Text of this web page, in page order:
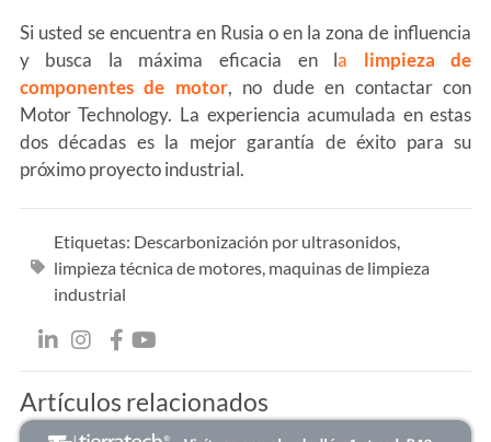
Si usted se encuentra en Rusia o en la zona de influencia
y busca la máxima eficacia en la limpieza de
componentes de motor, no dude en contactar con
Motor Technology. La experiencia acumulada en estas
dos décadas es la mejor garantía de éxito para su
próximo proyecto industrial.
Etiquetas: Descarbonización por ultrasonidos,
limpieza técnica de motores, maquinas de limpieza
industrial
Artículos relacionados